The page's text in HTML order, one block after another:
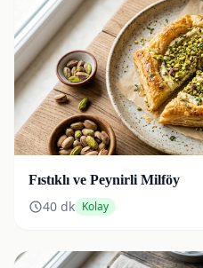
Fıstıklı ve Peynirli Milföy
40 dk Kolay